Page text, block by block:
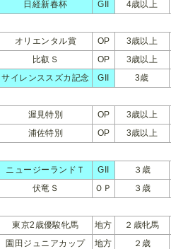
日経新春杯 GII 4歳以上
オリエンタル賞 OP 3歳以上
比叡Ｓ OP 3歳以上
サイレンススズカ記念 GII 3歳
渥見特別 OP 3歳以上
浦佐特別 OP 3歳以上
ニュージーランドＴ GII ３歳
伏竜Ｓ ＯＰ ３歳
東京2歳優駿牝馬 地方 ２歳牝馬
園田ジュニアカップ 地方 ２歳